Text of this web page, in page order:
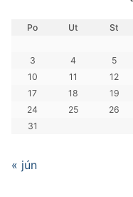
Po Ut St
3
4 5
10
11 12
17
18 19
24
25 26
31
« jún